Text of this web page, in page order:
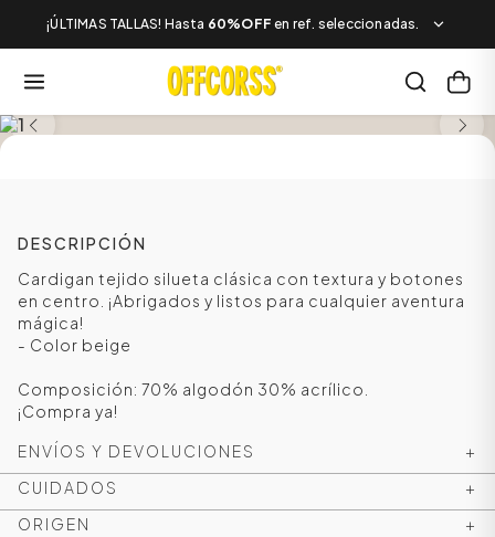
¡ÚLTIMAS TALLAS! Hasta 60%OFF en ref. seleccionadas.
DESCRIPCIÓN
Cardigan tejido silueta clásica con textura y botones
en centro. ¡Abrigados y listos para cualquier aventura
mágica!
- Color beige
Composición: 70% algodón 30% acrílico.
¡Compra ya!
ENVÍOS Y DEVOLUCIONES
+
CUIDADOS
+
ORIGEN
+